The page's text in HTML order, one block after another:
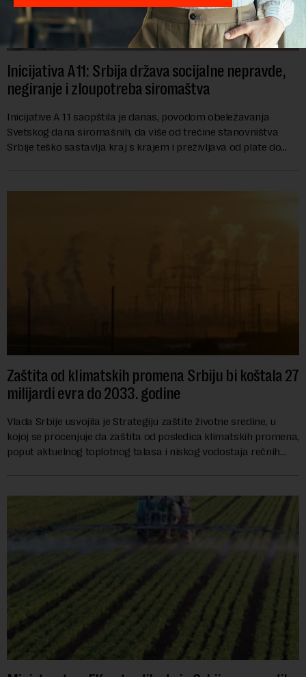
Inicijativa A11: Srbija država socijalne nepravde,
negiranje i zloupotreba siromaštva
Inicijative A 11 saopštila je danas, povodom obeležavanja
Svetskog dana siromašnih, da više od trećine stanovništva
Srbije teško sastavlja kraj s krajem i preživljava od plate do
Zaštita od klimatskih promena Srbiju bi koštala 27
milijardi evra do 2033. godine
Vlada Srbije usvojila je Strategiju zaštite životne sredine, u
kojoj se procenjuje da zaštita od posledica klimatskih promena,
poput aktuelnog toplotnog talasa i niskog vodostaja rečnih